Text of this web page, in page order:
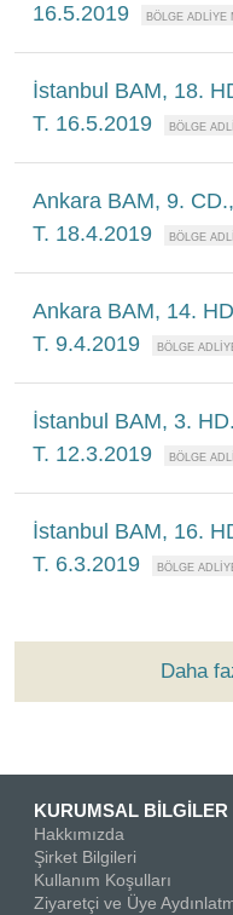
16.5.2019
İstanbul BAM, 18.
T. 16.5.2019
Ankara BAM, 9.
T. 18.4.2019
Ankara BAM, 14.
T. 9.4.2019
İstanbul BAM, 3.
T. 12.3.2019
İstanbul BAM, 16.
T. 6.3.2019
Daha
KURUMSAL BİLGİLER
Hakkımızda
Şirket Bilgileri
Kullanım Koşulları
Ziyaretçi ve Üye